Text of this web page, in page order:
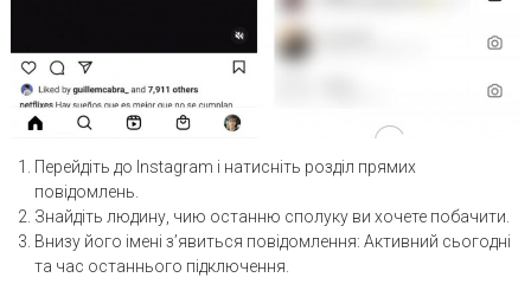
Перейдіть до Instagram і натисніть розділ прямих
повідомлень.
Знайдіть людину, чию останню сполуку ви хочете побачити.
Внизу його імені з’явиться повідомлення: Активний сьогодні
та час останнього підключення.